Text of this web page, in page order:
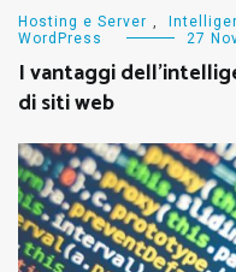
Hosting e Server ,
WordPress
27
I vantaggi
di siti web